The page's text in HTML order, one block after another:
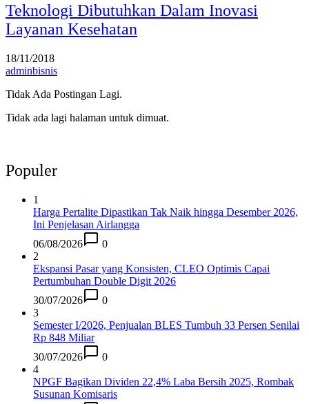
Teknologi Dibutuhkan Dalam Inovasi
Layanan Kesehatan
18/11/2018
adminbisnis
Tidak Ada Postingan Lagi.
Tidak ada lagi halaman untuk dimuat.
Populer
1
Harga Pertalite Dipastikan Tak Naik hingga Desember 2026,
Ini Penjelasan Airlangga
06/08/2026
0
2
Ekspansi Pasar yang Konsisten, CLEO Optimis Capai
Pertumbuhan Double Digit 2026
30/07/2026
0
3
Semester I/2026, Penjualan BLES Tumbuh 33 Persen Senilai
Rp 848 Miliar
30/07/2026
0
4
NPGF Bagikan Dividen 22,4% Laba Bersih 2025, Rombak
Susunan Komisaris